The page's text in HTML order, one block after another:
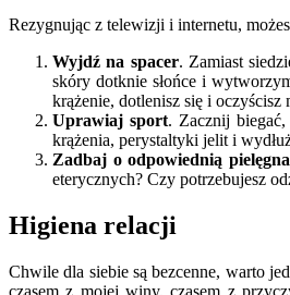
Rezygnując z telewizji i internetu,
Wyjdź na spacer. Zamiast
skóry dotknie słońce i
krążenie, dotlenisz się i oczyścisz
Uprawiaj sport. Zacznij
krążenia, perystaltyki jelit i
Zadbaj o odpowiednią
eterycznych? Czy potrzebujesz
Higiena relacji
Chwile dla siebie są bezcenne, warto